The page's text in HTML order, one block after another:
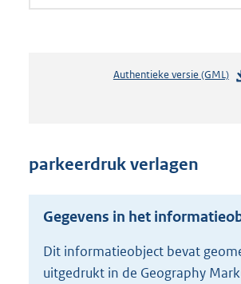
Authentieke versie (GML)b
s
r
o
t
parkeerdruk verlagen
Gegevens in het
Dit informatieobject bevat
uitgedrukt in de Geography